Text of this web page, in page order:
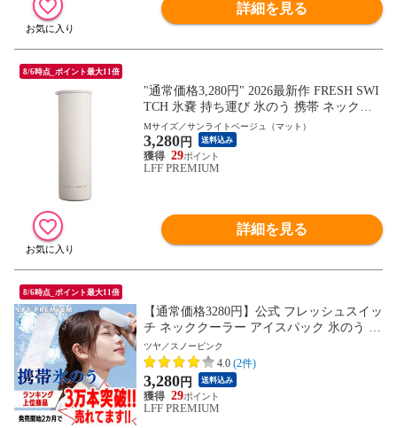
詳細を見る
8/6時点_ポイント最大11倍
"通常価格3,280円" 2026最新作 FRESH SWI
TCH 氷嚢 持ち運び 氷のう 携帯 ネックク
ーラー 首 冷やす スポーツ 水筒 魔法瓶 保
冷 冷温スティック アイシングバッグ 結露
しない ひょうのう アイスパック ミニアイ
スパック 熱中症対策グッズ 暑さ対策
Mサイズ／サンライトベージュ（マット）
3,280円 送料込み
29
LFF PREMIUM
詳細を見る
8/6時点_ポイント最大11倍
【通常価格3280円】公式 フレッシュスイッ
チ ネッククーラー アイスパック 氷のう 携
帯氷のう 熱中症 首 冷やす 通学 通勤 暑さ
対策 グッズ 魔法瓶ホルダー 保冷 アイスバ
ッグ 氷嚢 結露しない 冷却 冷却グッズ ひ
んやり ゴルフ スポーツ 氷 長持ち
ツヤ／スノーピンク
4.0 (2件)
3,280円 送料込み
29
LFF PREMIUM